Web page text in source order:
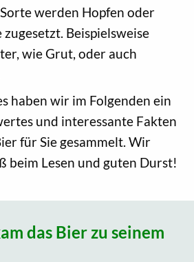
werden Hopfen oder
Beispielsweise
wie Grut, oder auch
haben wir im Folgenden ein
und interessante Fakten
für Sie gesammelt. Wir
beim Lesen und guten Durst!
das Bier zu seinem